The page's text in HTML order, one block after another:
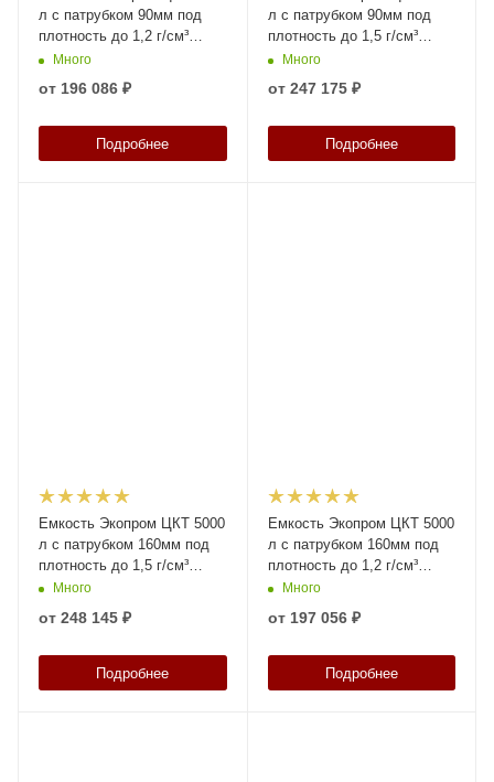
л с патрубком 90мм под
плотность до 1,2 г/см³
белая в обрешетке New
Много
от 196 086 ₽
Подробнее
л с патрубком 90мм под
плотность до 1,5 г/см³
белая в обрешетке New
Много
от 247 175 ₽
Подробнее
Емкость Экопром ЦКТ 5000
л с патрубком 160мм под
плотность до 1,5 г/см³
белая в обрешетке New
Много
от 248 145 ₽
Подробнее
Емкость Экопром ЦКТ 5000
л с патрубком 160мм под
плотность до 1,2 г/см³
белая в обрешетке New
Много
от 197 056 ₽
Подробнее